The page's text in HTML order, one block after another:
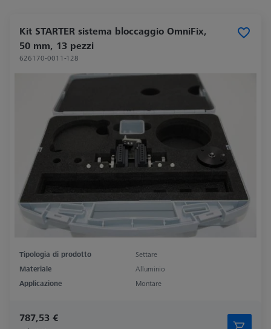
Kit STARTER sistema bloccaggio OmniFix,
50 mm, 13 pezzi
626170-0011-128
Tipologia di prodotto
Settare
Materiale
Alluminio
Applicazione
Montare
787,53 €